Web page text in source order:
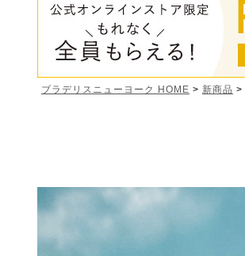
ブラデリスニューヨーク HOME 新商品